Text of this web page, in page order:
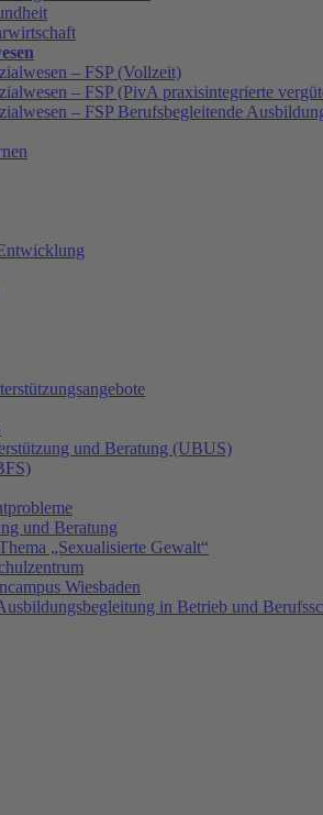
– FSP (Vollzeit)
– FSP (PivA praxisintegrierte
– FSP Berufsbegleitende
und Beratung (UBUS)
und Beratung
„Sexualisierte Gewalt“
Wiesbaden
in Betrieb und